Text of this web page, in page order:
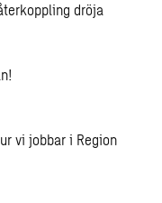
dröja
vi jobbar i Region